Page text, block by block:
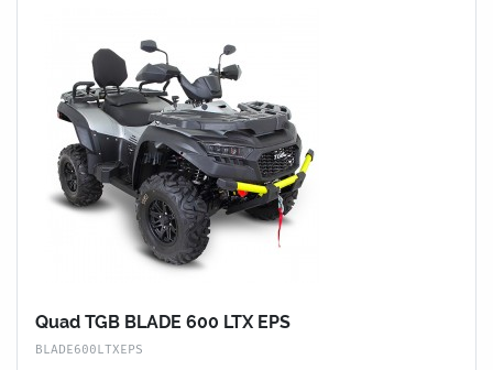
Quad TGB BLADE 600 LTX EPS
BLADE600LTXEPS